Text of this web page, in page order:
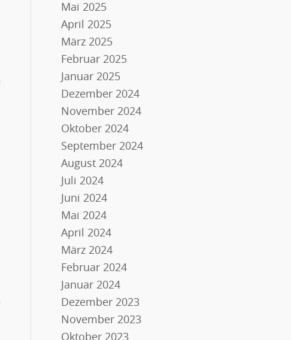
Mai 2025
April 2025
März 2025
Februar 2025
Januar 2025
Dezember 2024
November 2024
Oktober 2024
September 2024
August 2024
Juli 2024
Juni 2024
Mai 2024
April 2024
März 2024
Februar 2024
Januar 2024
Dezember 2023
November 2023
Oktober 2023